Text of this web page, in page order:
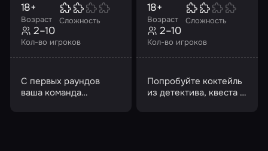
Возраст
18+
Сложность
Кол-во игроков
2–10
С первых раундов
ваша команда
Возраст
18+
Сложность
Кол-во игроков
2–10
Попробуйте коктейль
из детектива, квеста и